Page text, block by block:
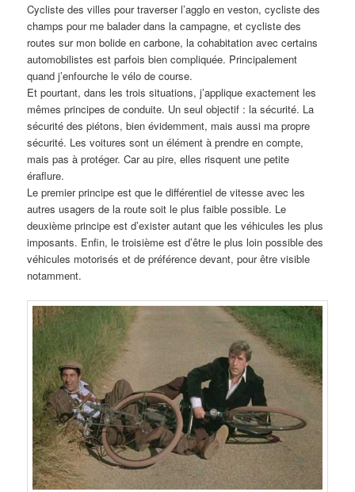
Cycliste des villes pour traverser l’agglo en veston, cycliste des
champs pour me balader dans la campagne, et cycliste des
routes sur mon bolide en carbone, la cohabitation avec certains
automobilistes est parfois bien compliquée. Principalement
quand j’enfourche le vélo de course.
Et pourtant, dans les trois situations, j’applique exactement les
mêmes principes de conduite. Un seul objectif : la sécurité. La
sécurité des piétons, bien évidemment, mais aussi ma propre
sécurité. Les voitures sont un élément à prendre en compte,
mais pas à protéger. Car au pire, elles risquent une petite
éraflure.
Le premier principe est que le différentiel de vitesse avec les
autres usagers de la route soit le plus faible possible. Le
deuxième principe est d’exister autant que les véhicules les plus
imposants. Enfin, le troisième est d’être le plus loin possible des
véhicules motorisés et de préférence devant, pour être visible
notamment.